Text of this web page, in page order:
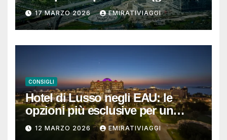
completa e pratica)
17 MARZO 2026 EMIRATIVIAGGI
CONSIGLI
Hotel di Lusso negli EAU: le
opzioni più esclusive per un
soggiorno da ricordare
12 MARZO 2026 EMIRATIVIAGGI